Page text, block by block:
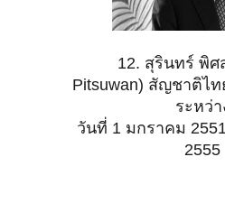
12. สุรินทร์ พิศ
Pitsuwan) สัญชาติไ
ระหว่า
วันที่ 1 มกราคม
2555